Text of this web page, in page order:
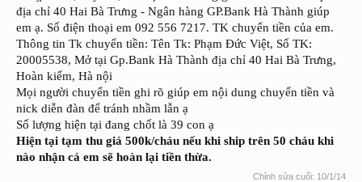
địa chỉ 40 Hai Bà Trưng - Ngân hàng GP.Bank Hà Thành giúp
em ạ. Số điện thoại em 092 556 7217. TK chuyển tiền của em.
Thông tin Tk chuyển tiền: Tên Tk: Phạm Đức Việt, Số TK:
20005538, Mở tại Gp.Bank Hà Thành địa chỉ 40 Hai Bà Trưng,
Hoàn kiếm, Hà nội
Mọi người chuyển tiền ghi rõ giúp em nội dung chuyển tiền và
nick diễn đàn để tránh nhầm lẫn ạ
Số lượng hiện tại đang chốt là 39 con ạ
Hiện tại tạm thu giá 500k/cháu nếu khi ship trên 50 cháu khi
nào nhận cá em sẽ hoàn lại tiền thừa.
Chỉnh sửa cuối: 10/1/14